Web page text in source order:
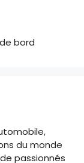
bord
du monde
passionnés